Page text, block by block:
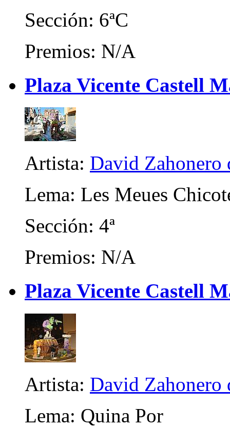
Sección: 6ªC
Premios: N/A
Plaza Vicente Castell
Artista: David Zahonero
Lema: Les Meues
Sección: 4ª
Premios: N/A
Plaza Vicente Castell
Artista: David Zahonero
Lema: Quina Por